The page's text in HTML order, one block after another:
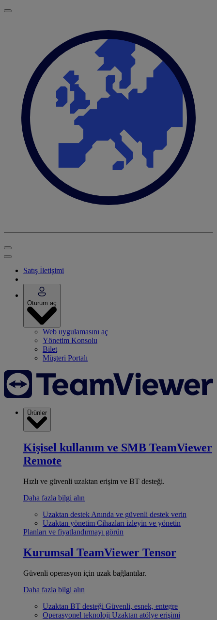
Satış İletişimi
Oturum aç
Web uygulamasını aç
Yönetim Konsolu
Bilet
Müşteri Portalı
Ürünler
Kişisel kullanım ve SMB TeamViewer
Remote
Hızlı ve güvenli uzaktan erişim ve BT desteği.
Daha fazla bilgi alın
Uzaktan destek Anında ve güvenli destek verin
Uzaktan yönetim Cihazları izleyin ve yönetin
Planları ve fiyatlandırmayı görün
Kurumsal TeamViewer Tensor
Güvenli operasyon için uzak bağlantılar.
Daha fazla bilgi alın
Uzaktan BT desteği Güvenli, esnek, entegre
Operasyonel teknoloji Uzaktan atölye erişimi